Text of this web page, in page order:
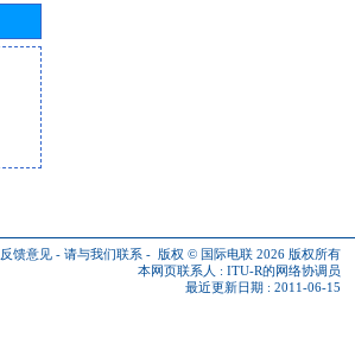
反馈意见 - 请与我们联系 - 版权 © 国际电联 2026 版权所有
本网页联系人 : ITU-R的网络协调员
最近更新日期 : 2011-06-15